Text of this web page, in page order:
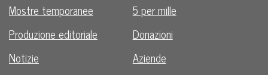
Mostre temporanee
Produzione editoriale
Notizie
5 per mille
Donazioni
Aziende